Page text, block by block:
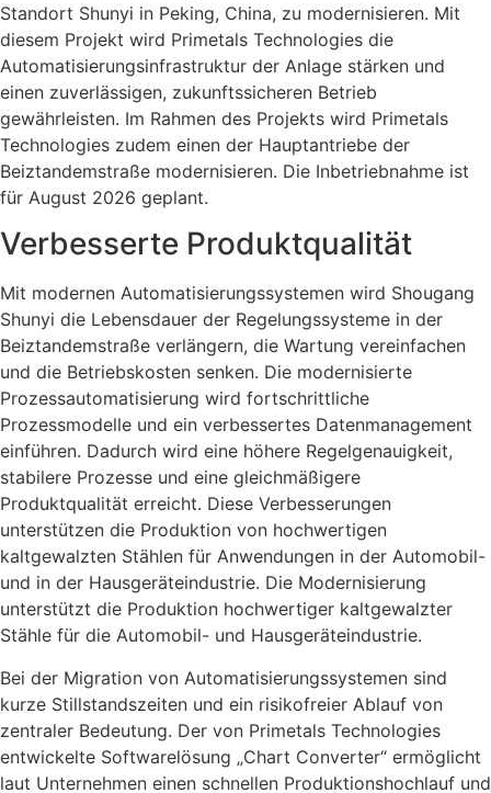
Standort Shunyi in Peking, China, zu modernisieren. Mit
diesem Projekt wird Primetals Technologies die
Automatisierungsinfrastruktur der Anlage stärken und
einen zuverlässigen, zukunftssicheren Betrieb
gewährleisten. Im Rahmen des Projekts wird Primetals
Technologies zudem einen der Hauptantriebe der
Beiztandemstraße modernisieren. Die Inbetriebnahme ist
für August 2026 geplant.
Verbesserte Produktqualität
Mit modernen Automatisierungssystemen wird Shougang
Shunyi die Lebensdauer der Regelungssysteme in der
Beiztandemstraße verlängern, die Wartung vereinfachen
und die Betriebskosten senken. Die modernisierte
Prozessautomatisierung wird fortschrittliche
Prozessmodelle und ein verbessertes Datenmanagement
einführen. Dadurch wird eine höhere Regelgenauigkeit,
stabilere Prozesse und eine gleichmäßigere
Produktqualität erreicht. Diese Verbesserungen
unterstützen die Produktion von hochwertigen
kaltgewalzten Stählen für Anwendungen in der Automobil-
und in der Hausgeräteindustrie. Die Modernisierung
unterstützt die Produktion hochwertiger kaltgewalzter
Stähle für die Automobil- und Hausgeräteindustrie.
Bei der Migration von Automatisierungssystemen sind
kurze Stillstandszeiten und ein risikofreier Ablauf von
zentraler Bedeutung. Der von Primetals Technologies
entwickelte Softwarelösung „Chart Converter“ ermöglicht
laut Unternehmen einen schnellen Produktionshochlauf und